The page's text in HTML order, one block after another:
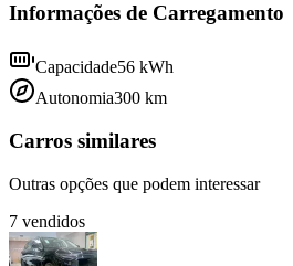
Informações de Carregamento
Capacidade56 kWh
Autonomia300 km
Carros similares
Outras opções que podem interessar
7 vendidos